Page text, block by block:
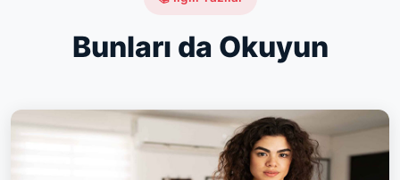
Bunları da Okuyun